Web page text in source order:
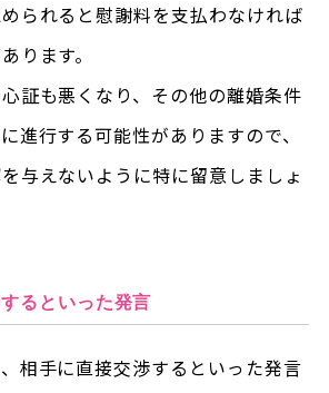
られると慰謝料を支払わなければ
ります。
証も悪くなり、その他の離婚条件
進行する可能性がありますので、
与えないように特に留意しましょ
るといった発言
相手に直接交渉するといった発言